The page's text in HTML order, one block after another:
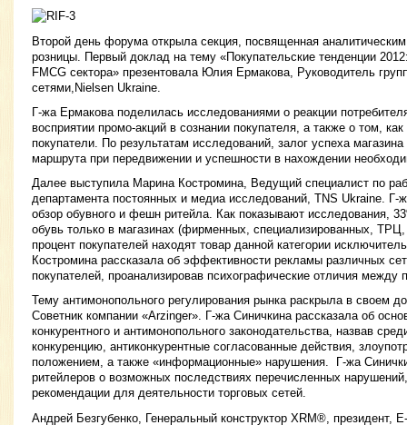
Второй день форума открыла секция, посвященная аналитическим
розницы. Первый доклад на тему «Покупательские тенденции
FMCG сектора» презентовала Юлия Ермакова, Руководитель
сетями,Nielsen Ukraine.
Г-жа Ермакова поделилась исследованиями о реакции
восприятии промо-акций в сознании покупателя, а также о том,
покупатели. По результатам исследований, залог успеха
маршрута при передвижении и успешности в нахождении
Далее выступила Марина Костромина, Ведущий специалист по
департамента постоянных и медиа исследований, TNS Ukraine. Г-
обзор обувного и фешн ритейла. Как показывают исследования,
обувь только в магазинах (фирменных, специализированных,
процент покупателей находят товар данной категории
Костромина рассказала об эффективности рекламы различных
покупателей, проанализировав психографические отличия между
Тему антимонопольного регулирования рынка раскрыла в своем
Советник компании «Arzinger». Г-жа Синичкина рассказала об
конкурентного и антимонопольного законодательства, назвав
конкуренцию, антиконкурентные согласованные действия,
положением, а также «информационные» нарушения. Г-жа
ритейлеров о возможных последствиях перечисленных
рекомендации для деятельности торговых сетей.
Андрей Безгубенко, Генеральный конструктор XRM®, президент,